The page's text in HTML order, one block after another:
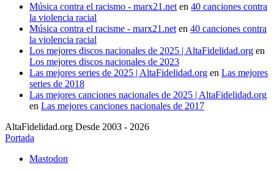
Música contra el racismo - marx21.net en 40 canciones contra
la violencia racial
Música contra el racisme - marx21.net en 40 canciones contra
la violencia racial
Los mejores discos nacionales de 2025 | AltaFidelidad.org en
Los mejores discos nacionales de 2023
Las mejores series de 2025 | AltaFidelidad.org en Las mejores
series de 2018
Las mejores canciones nacionales de 2025 | AltaFidelidad.org
en Las mejores canciones nacionales de 2017
AltaFidelidad.org Desde 2003 - 2026
Portada
Mastodon